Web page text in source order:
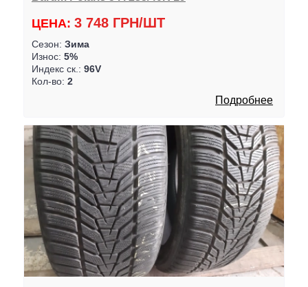
ЦЕНА: 3 748 ГРН/ШТ
Сезон: Зима
Износ: 5%
Индекс ск.: 96V
Кол-во: 2
Подробнее